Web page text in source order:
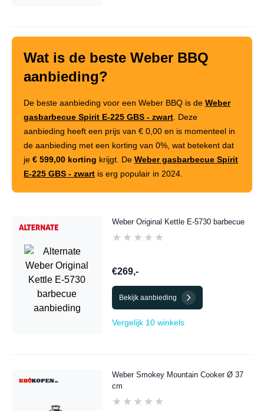
Wat is de beste Weber BBQ
aanbieding?
De beste aanbieding voor een Weber BBQ is de Weber
gasbarbecue Spirit E-225 GBS - zwart . Deze
aanbieding heeft een prijs van € 0,00 en is momenteel in
de aanbieding met een korting van 0% , wat betekent dat
je € 599,00 korting krijgt. De Weber gasbarbecue Spirit
E-225 GBS - zwart is erg populair in 2024.
Weber Original Kettle E-5730 barbecue
★★★★★
★★★★★
€269,-
Bekijk aanbieding
Vergelijk 10 winkels
Weber Smokey Mountain Cooker Ø 37
cm
★★★★★
★★★★★